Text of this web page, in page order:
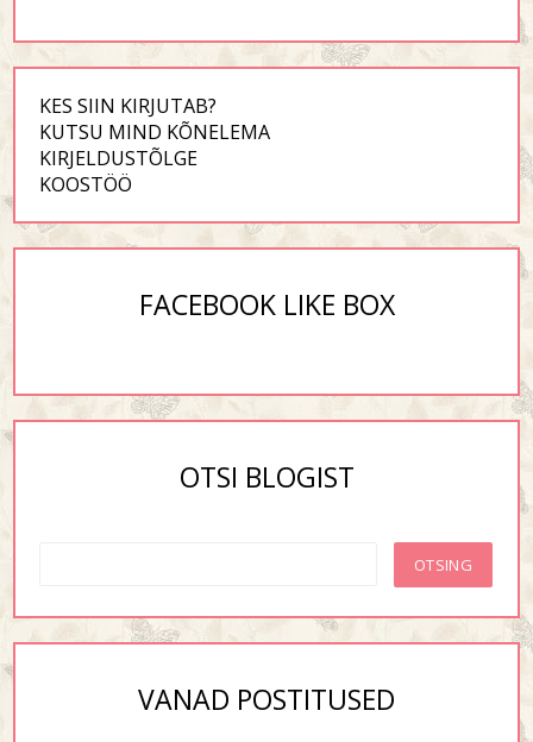
KES SIIN KIRJUTAB?
KUTSU MIND KÕNELEMA
KIRJELDUSTÕLGE
KOOSTÖÖ
FACEBOOK LIKE BOX
OTSI BLOGIST
VANAD POSTITUSED